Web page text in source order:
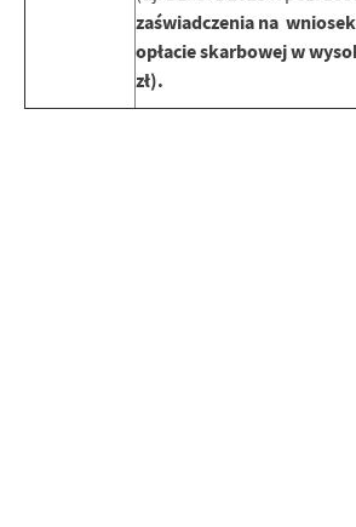
zaświadczenia na
opłacie skarbowej w
zł).